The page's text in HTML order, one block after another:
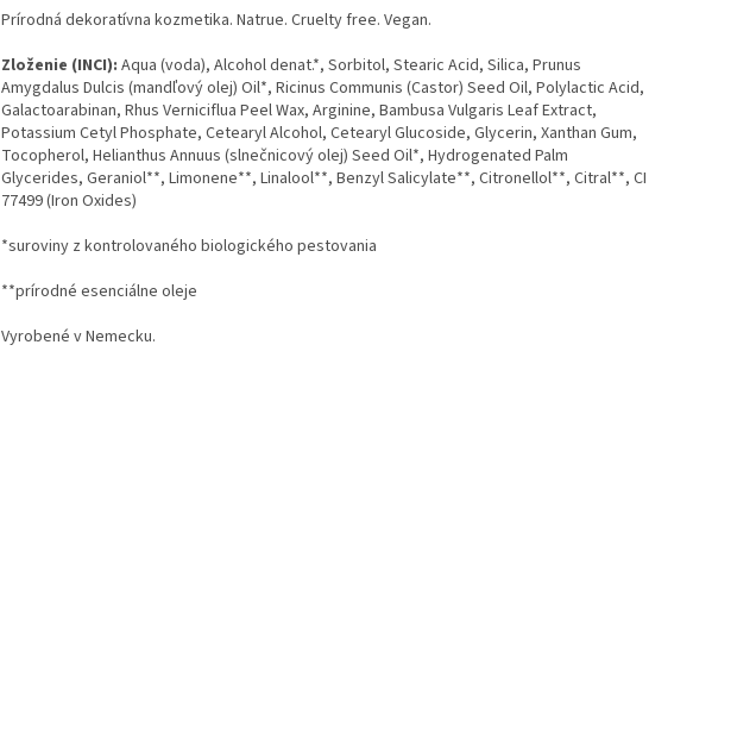
Prírodná dekoratívna kozmetika. Natrue. Cruelty free. Vegan.
Zloženie (INCI): Aqua (voda), Alcohol denat.*, Sorbitol, Stearic Acid, Silica, Prunus
Amygdalus Dulcis (mandľový olej) Oil*, Ricinus Communis (Castor) Seed Oil, Polylactic Acid,
Galactoarabinan, Rhus Verniciflua Peel Wax, Arginine, Bambusa Vulgaris Leaf Extract,
Potassium Cetyl Phosphate, Cetearyl Alcohol, Cetearyl Glucoside, Glycerin, Xanthan Gum,
Tocopherol, Helianthus Annuus (slnečnicový olej) Seed Oil*, Hydrogenated Palm
Glycerides, Geraniol**, Limonene**, Linalool**, Benzyl Salicylate**, Citronellol**, Citral**, CI
77499 (Iron Oxides)
*suroviny z kontrolovaného biologického pestovania
**prírodné esenciálne oleje
Vyrobené v Nemecku.